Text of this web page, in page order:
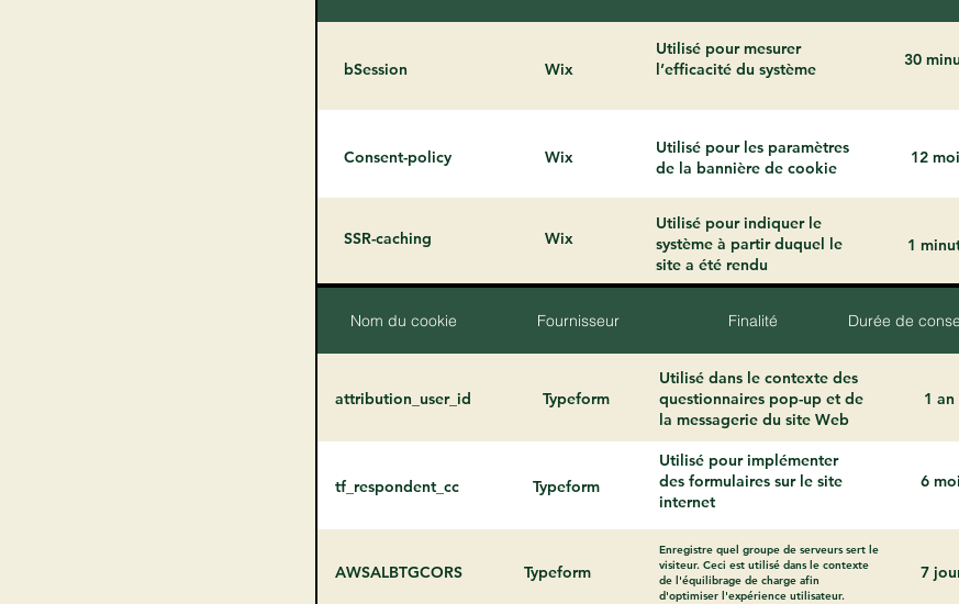
bSession
Consent-policy
SSR-caching
Wix
Wix
Wix
Utilisé pour mesurer
l’efficacité du système
Utilisé pour les paramètres
de la bannière de cookie
Utilisé pour indiquer le
système à partir duquel le
site a été rendu
1
12
30
Nom du cookie Fournisseur Finalité Durée de
attribution_user_id
tf_respondent_cc
AWSALBTGCORS
Typeform
Typeform
Typeform 7
6
1 an
Enregistre quel groupe de serveurs sert le
visiteur. Ceci est utilisé dans le contexte
de l'équilibrage de charge afin
d'optimiser l'expérience utilisateur.
Utilisé pour implémenter
des formulaires sur le site
internet
Utilisé dans le contexte des
questionnaires pop-up et de
la messagerie du site Web